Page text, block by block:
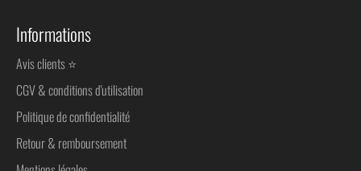
Informations
Avis clients ⭐
CGV & conditions d'utilisation
Politique de confidentialité
Retour & remboursement